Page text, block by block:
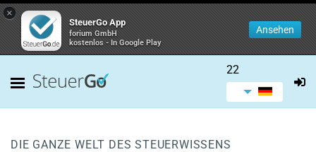
×
SteuerGo App
forium GmbH
kostenlos - In Google Play
Ansehen
22
DIE GANZE WELT DES STEUERWISSENS